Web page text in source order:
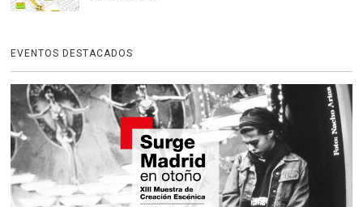
EVENTOS DESTACADOS